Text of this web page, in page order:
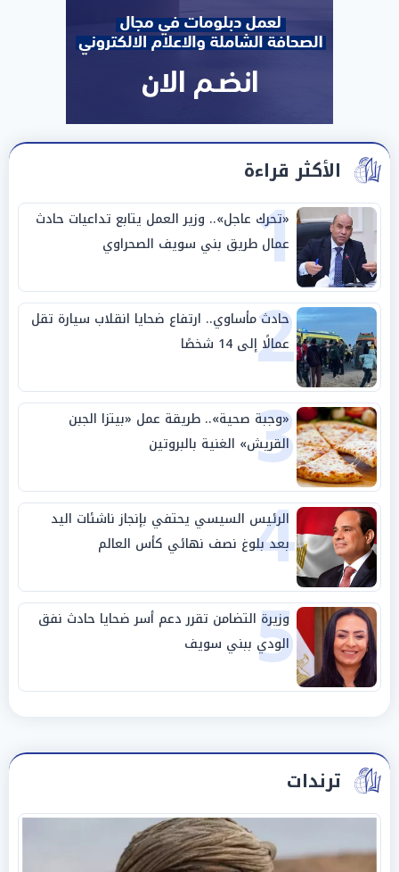
الأكثر قراءة
1
«تحرك عاجل».. وزير العمل يتابع تداعيات حادث
عمال طريق بني سويف الصحراوي
2
حادث مأساوي.. ارتفاع ضحايا انقلاب سيارة تقل
عمالًا إلى 14 شخصًا
3
«وجبة صحية».. طريقة عمل «بيتزا الجبن
القريش» الغنية بالبروتين
4
الرئيس السيسي يحتفي بإنجاز ناشئات اليد
بعد بلوغ نصف نهائي كأس العالم
5
وزيرة التضامن تقرر دعم أسر ضحايا حادث نفق
الودي ببني سويف
ترندات